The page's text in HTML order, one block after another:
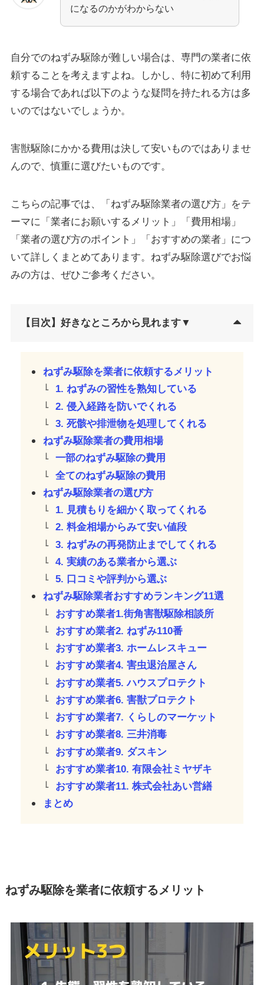
になるのかがわからない
自分でのねずみ駆除が難しい場合は、専門の業者に依
頼することを考えますよね。しかし、特に初めて利用
する場合であれば以下のような疑問を持たれる方は多
いのではないでしょうか。
害獣駆除にかかる費用は決して安いものではありませ
んので、慎重に選びたいものです。
こちらの記事では、「ねずみ駆除業者の選び方」をテ
ーマに「 業者にお願いするメリット 」「 費用相場」
「 業者の選び方のポイント 」「 おすすめの業者」につ
いて詳しくまとめてあります。ねずみ駆除選びでお悩
みの方は、ぜひご参考ください。
【目次】好きなところから見れます▼
ねずみ駆除を業者に依頼するメリット
1. ねずみの習性を熟知している
2. 侵入経路を防いでくれる
3. 死骸や排泄物を処理してくれる
ねずみ駆除業者の費用相場
一部のねずみ駆除の費用
全てのねずみ駆除の費用
ねずみ駆除業者の選び方
1. 見積もりを細かく取ってくれる
2. 料金相場からみて安い値段
3. ねずみの再発防止までしてくれる
4. 実績のある業者から選ぶ
5. 口コミや評判から選ぶ
ねずみ駆除業者おすすめランキング11選
おすすめ業者1.街角害獣駆除相談所
おすすめ業者2. ねずみ110番
おすすめ業者3. ホームレスキュー
おすすめ業者4. 害虫退治屋さん
おすすめ業者5. ハウスプロテクト
おすすめ業者6. 害獣プロテクト
おすすめ業者7. くらしのマーケット
おすすめ業者8. 三井消毒
おすすめ業者9. ダスキン
おすすめ業者10. 有限会社ミヤザキ
おすすめ業者11. 株式会社あい営繕
まとめ
ねずみ駆除を業者に依頼するメリット